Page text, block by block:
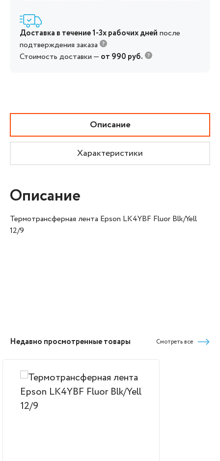
Доставка в течение 1-3х рабочих дней после
подтверждения заказа
Стоимость доставки — от 990 руб.
Описание
Характеристики
Описание
Термотрансферная лента Epson LK4YBF Fluor Blk/Yell
12/9
Недавно просмотренные товары Смотреть все